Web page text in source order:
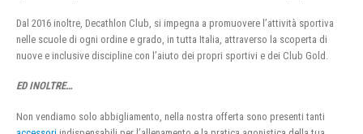
Dal 2016 inoltre, Decathlon Club, si impegna a promuovere l’attività sportiva
nelle scuole di ogni ordine e grado, in tutta Italia, attraverso la scoperta di
nuove e inclusive discipline con l’aiuto dei propri sportivi e dei Club Gold.
ED INOLTRE…
Non vendiamo solo abbigliamento, nella nostra offerta sono presenti tanti